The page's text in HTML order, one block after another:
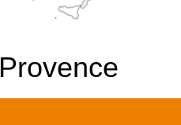
Provence